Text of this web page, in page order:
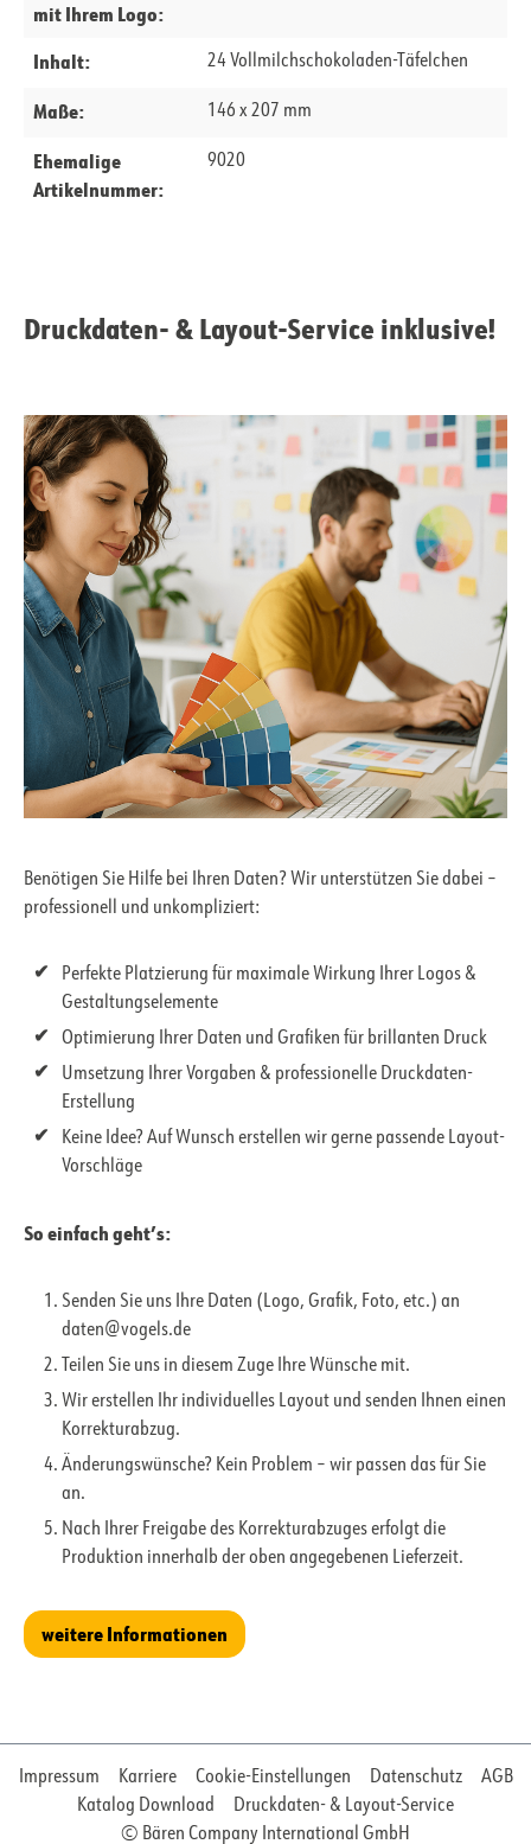
mit Ihrem Logo:
Inhalt: 24 Vollmilchschokoladen-Täfelchen
Maße: 146 x 207 mm
Ehemalige
Artikelnummer:
9020
Druckdaten- & Layout-Service inklusive!
Benötigen Sie Hilfe bei Ihren Daten? Wir unterstützen Sie dabei –
professionell und unkompliziert:
Perfekte Platzierung für maximale Wirkung Ihrer Logos &
Gestaltungselemente
Optimierung Ihrer Daten und Grafiken für brillanten Druck
Umsetzung Ihrer Vorgaben & professionelle Druckdaten-
Erstellung
Keine Idee? Auf Wunsch erstellen wir gerne passende Layout-
Vorschläge
So einfach geht’s:
Senden Sie uns Ihre Daten (Logo, Grafik, Foto, etc.) an
daten@vogels.de
Teilen Sie uns in diesem Zuge Ihre Wünsche mit.
Wir erstellen Ihr individuelles Layout und senden Ihnen einen
Korrekturabzug.
Änderungswünsche? Kein Problem – wir passen das für Sie
an.
Nach Ihrer Freigabe des Korrekturabzuges erfolgt die
Produktion innerhalb der oben angegebenen Lieferzeit.
weitere Informationen
Impressum Karriere Cookie-Einstellungen Datenschutz
AGB
Katalog Download
Druckdaten- & Layout-Service
© Bären Company International GmbH